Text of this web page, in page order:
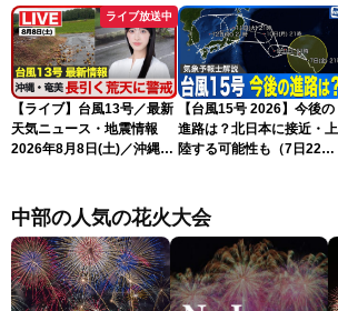
ライブ放送中
【ライブ】台風13号／最新
天気ニュース・地震情報
2026年8月8日(土)／沖縄・
〈ウェザーニュースLiVEモ
ーニング・松本真央／山口
剛央〉
【台風15号 2026】今後の
進路は？北日本に接近・上
陸する可能性も（7日22時
中部の人気の花火大会